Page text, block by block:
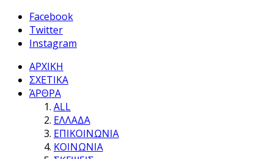
Facebook
Twitter
Instagram
ΑΡΧΙΚΗ
ΣΧΕΤΙΚΑ
ΆΡΘΡΑ
ALL
ΕΛΛΑΔΑ
ΕΠΙΚΟΙΝΩΝΙΑ
ΚΟΙΝΩΝΙΑ